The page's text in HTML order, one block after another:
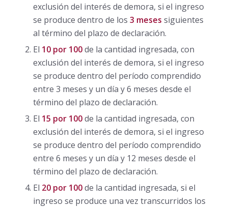
exclusión del interés de demora, si el ingreso
se produce dentro de los 3 meses siguientes
al término del plazo de declaración.
El 10 por 100de la cantidad ingresada, con
exclusión del interés de demora, si el ingreso
se produce dentro del período comprendido
entre 3 meses y un día y 6 meses desde el
término del plazo de declaración.
El 15 por 100de la cantidad ingresada, con
exclusión del interés de demora, si el ingreso
se produce dentro del período comprendido
entre 6 meses y un día y 12 meses desde el
término del plazo de declaración.
El 20 por 100de la cantidad ingresada, si el
ingreso se produce una vez transcurridos los